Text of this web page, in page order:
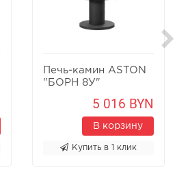
Печь-камин ASTON
"БОРН 8У"
5 016 BYN
В корзину
Купить в 1 клик